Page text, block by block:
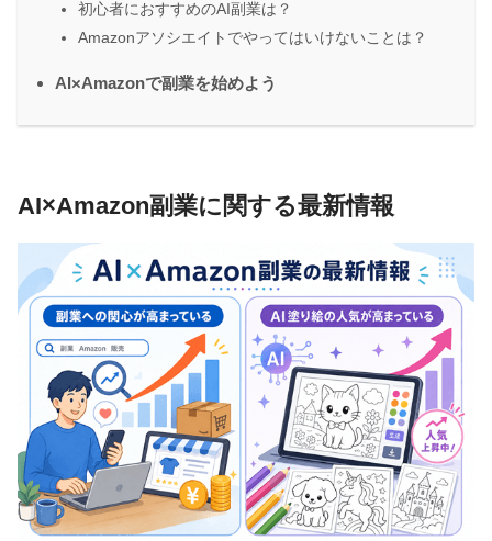
初心者におすすめのAI副業は？
Amazonアソシエイトでやってはいけないことは？
AI×Amazonで副業を始めよう
AI×Amazon副業に関する最新情報